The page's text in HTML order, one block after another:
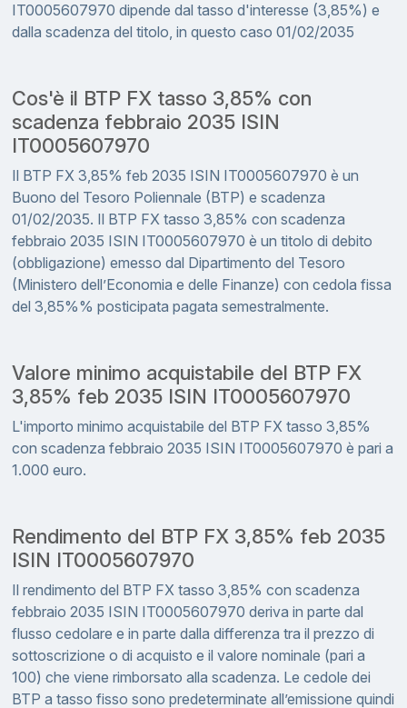
IT0005607970 dipende dal tasso d'interesse (3,85%) e
dalla scadenza del titolo, in questo caso 01/02/2035
Cos'è il BTP FX tasso 3,85% con
scadenza febbraio 2035 ISIN
IT0005607970
Il BTP FX 3,85% feb 2035 ISIN IT0005607970 è un
Buono del Tesoro Poliennale (BTP) e scadenza
01/02/2035. Il BTP FX tasso 3,85% con scadenza
febbraio 2035 ISIN IT0005607970 è un titolo di debito
(obbligazione) emesso dal Dipartimento del Tesoro
(Ministero dell’Economia e delle Finanze) con cedola fissa
del 3,85%% posticipata pagata semestralmente.
Valore minimo acquistabile del BTP FX
3,85% feb 2035 ISIN IT0005607970
L'importo minimo acquistabile del BTP FX tasso 3,85%
con scadenza febbraio 2035 ISIN IT0005607970 è pari a
1.000 euro.
Rendimento del BTP FX 3,85% feb 2035
ISIN IT0005607970
Il rendimento del BTP FX tasso 3,85% con scadenza
febbraio 2035 ISIN IT0005607970 deriva in parte dal
flusso cedolare e in parte dalla differenza tra il prezzo di
sottoscrizione o di acquisto e il valore nominale (pari a
100) che viene rimborsato alla scadenza. Le cedole dei
BTP a tasso fisso sono predeterminate all’emissione quindi